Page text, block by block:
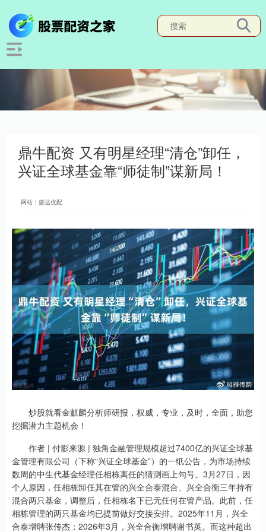
鼎牛配资 又有明星经理“清仓”卸任，
兴证全球基金靠“师徒制”谋新局！
网站：盛达优配
炒股就看金麒麟分析师研报，权威，专业，及时，全面，助您
挖掘潜力主题机会！
作者 | 付影来源 | 独角金融管理规模超过7400亿的兴证全球基
金管理有限公司（下称“兴证全球基金”）的一纸公告，为市场持续
数周的中生代基金经理任相栋离任的猜测画上句号。3月27日，因
个人原因，任相栋卸任其在管的兴全合泰混合、兴全合衡三年持有
混合两只基金，调整后，任相栋名下已无任何在管产品。此前，任
相栋管理的两只基金均已提前做好交接安排。2025年11月，兴全
合泰增聘张传杰；2026年3月，兴全合衡增聘谢书英。而这种超出